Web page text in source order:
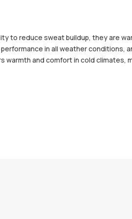
to reduce sweat buildup, they are
in all weather conditions,
and comfort in cold climates,